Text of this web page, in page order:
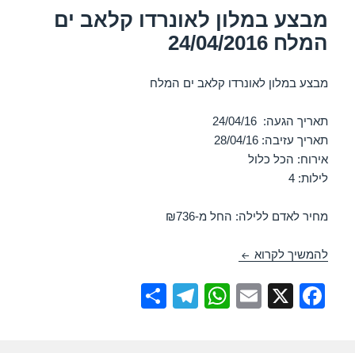
k
מבצע במלון לאונרדו קלאב ים
המלח 24/04/2016
מבצע במלון לאונרדו קלאב ים המלח
תאריך הגעה: 24/04/16
תאריך עזיבה: 28/04/16
אירוח: הכל כלול
לילות: 4
מחיר לאדם ללילה: החל מ-₪736
להמשיך לקרוא מבצע במלון לאונרדו קלאב ים המלח 24/04/2016
F
X
E
W
T